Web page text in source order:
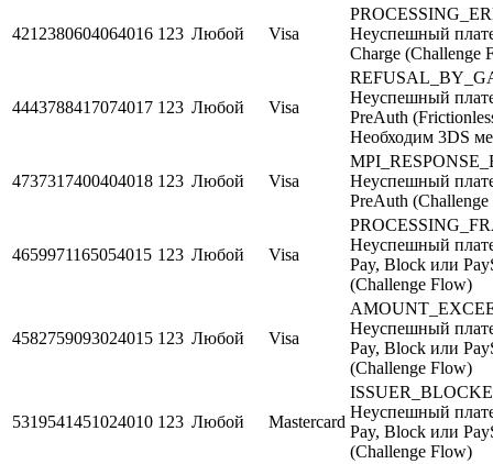
4212380604064016 123 Любой Visa
Неуспешный
Charge (Challenge
4443788417074017 123 Любой Visa
Неуспешный
PreAuth
Необходим 3DS
4737317400404018 123 Любой Visa
Неуспешный
PreAuth
4659971165054015 123 Любой Visa
Неуспешный
Pay, Block или
(Challenge Flow)
4582759093024015 123 Любой Visa
Неуспешный
Pay, Block или
(Challenge Flow)
5319541451024010 123 Любой Mastercard
Неуспешный
Pay, Block или
(Challenge Flow)